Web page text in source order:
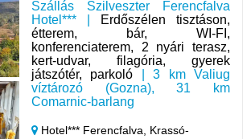
Szállás Szilveszter Ferencfalva
Hotel*** |
Erdőszélen tisztáson,
étterem, bár, WI-FI,
konferenciaterem, 2 nyári terasz,
kert-udvar, filagória, gyerek
játszótér, parkoló | 3 km Valiug
víztározó (Gozna), 31 km
Comarnic-barlang
Hotel*** Ferencfalva, Krassó-